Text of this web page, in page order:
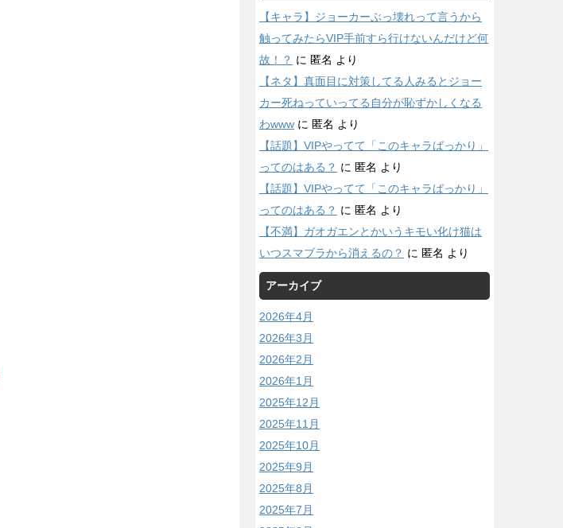
【キャラ】ジョーカーぶっ壊れって言うから
触ってみたらVIP手前すら行けないんだけど何
故！？ に 匿名 より
【ネタ】真面目に対策してる人みるとジョー
カー死ねっていってる自分が恥ずかしくなる
わwww に 匿名 より
【話題】VIPやってて「このキャラばっかり」
ってのはある？ に 匿名 より
【話題】VIPやってて「このキャラばっかり」
ってのはある？ に 匿名 より
【不満】ガオガエンとかいうキモい化け猫は
いつスマブラから消えるの？ に 匿名 より
アーカイブ
2026年4月
2026年3月
2026年2月
2026年1月
2025年12月
2025年11月
2025年10月
2025年9月
2025年8月
2025年7月